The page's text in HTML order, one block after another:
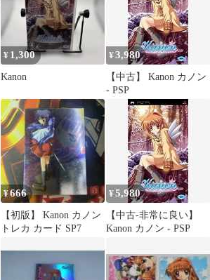
¥ 1,300
Kanon
¥3,980
【中古】 Kanon カノン
- PSP
¥666
【初版】 Kanon カノン
トレカ カード SP7
¥5,980
【中古-非常に良い】
Kanon カノン - PSP